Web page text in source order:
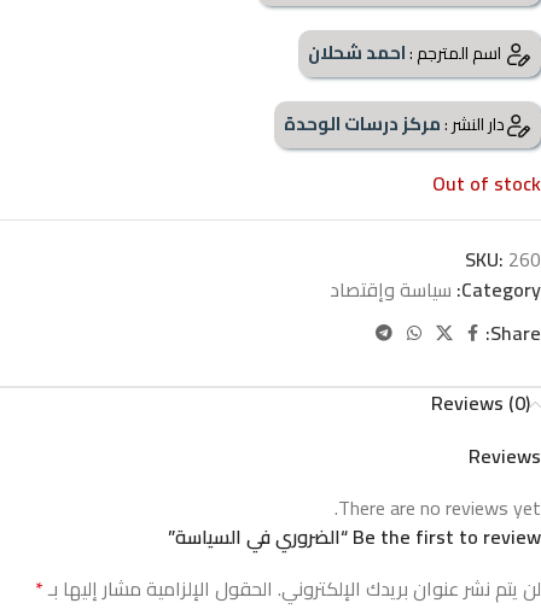
اسم المترجم :احمد شحلان
دار النشر :مركز درسات الوحدة
Out of stock
SKU: 260
Category: سياسة وإقتصاد
Share:
Reviews (0)
Reviews
There are no reviews yet.
Be the first to review “الضروري في السياسة”
لن يتم نشر عنوان بريدك الإلكتروني. الحقول الإلزامية مشار إليها بـ*